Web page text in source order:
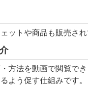
ットや商品も販売され
方法を動画で閲覧で
よう促す仕組みです。